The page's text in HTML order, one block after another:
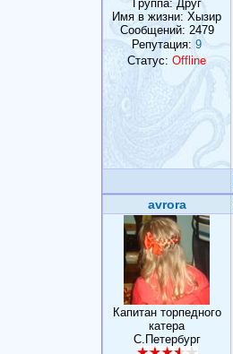
Группа: Друг
Имя в жизни: Хызир
Сообщений: 2479
Репутация: 9
Статус: Offline
avrora
Капитан торпедного
катера
С.Петербург